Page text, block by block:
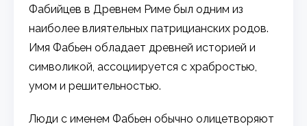
Фабийцев в Древнем Риме был одним из
наиболее влиятельных патрицианских родов.
Имя Фабьен обладает древней историей и
символикой, ассоциируется с храбростью,
умом и решительностью.
Люди с именем Фабьен обычно олицетворяют